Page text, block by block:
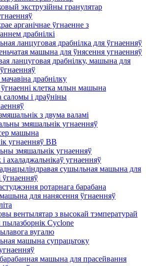
экструзійны гранулятар
арганічнае ўгнаенне з
драбнілкі
ланцуговая драбнілка для ўгнаенняў
машына для ўнясення угнаенняў
ланцуговая драбнілку, машына для
драбнілку
клетка млын машына
саломы і драўніны
з двума валамі
змяшальнік угнаенняў
машына
угнаенняў BB
змяшальнік угнаенняў
ахаладжальнікаў угнаенняў
сушыльная машына для
ўгнаенняў
ротарнага барабана
для нанясення ўгнаенняў
вентылятар з высокай тэмпературай
Cyclone
вугалю
машына супрацьтоку
машына для прасейвання